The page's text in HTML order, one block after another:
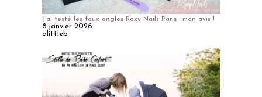
J'ai testé les faux ongles Roxy Nails Paris : mon avis !
8 janvier 2026
alittleb